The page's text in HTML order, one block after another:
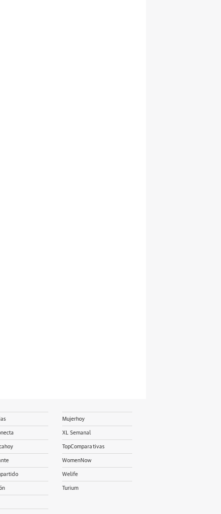
Mujerhoy
XL Semanal
TopComparativas
WomenNow
Welife
Turium